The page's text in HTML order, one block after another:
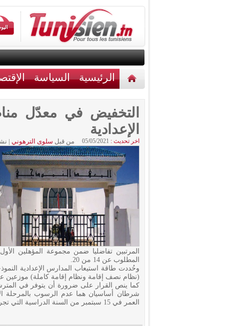
الرئيسية السياسة
التخفيض في معدّل
الإعدادية
اخر تحديث : من قبل سلوى الترهوني |
المرتبين تفاضليا ضمن مجموعة المؤهلين
المطلوب عن 14 من 20.
(نظام نصف إقامة ونظام إقامة كاملة) موزعين على 27 مندوبية جهوية للتربية في كامل
كما ينص القرار على ضرورة أن يتوفر في
العمر في 15 سبتمبر من السنة الدراسية التي تجرى فيها المناظرة.